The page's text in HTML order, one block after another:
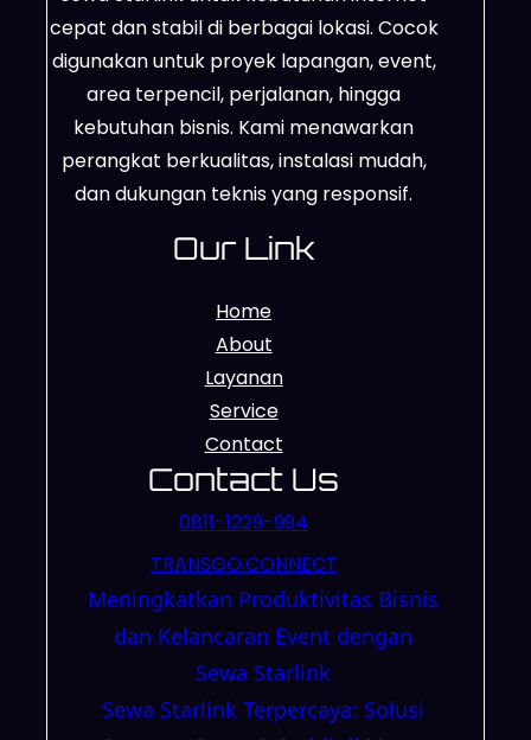
wilayah yang belum terjangkau
jaringan fiber…
cepat dan stabil di berbagai lokasi. Cocok
digunakan untuk proyek lapangan, event,
area terpencil, perjalanan, hingga
kebutuhan bisnis. Kami menawarkan
perangkat berkualitas, instalasi mudah,
dan dukungan teknis yang responsif.
Our Link
Home
About
Layanan
Service
Contact
Contact Us
0811-1229-994
TRANSGO.CONNECT
Meningkatkan Produktivitas Bisnis
dan Kelancaran Event dengan
Sewa Starlink
Sewa Starlink Terpercaya: Solusi